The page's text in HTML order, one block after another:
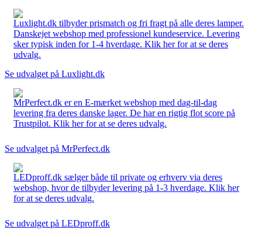
Luxlight.dk tilbyder prismatch og fri fragt på alle deres lamper.
Danskejet webshop med professionel kundeservice. Levering
sker typisk inden for 1-4 hverdage. Klik her for at se deres
udvalg.
Se udvalget på Luxlight.dk
MrPerfect.dk er en E-mærket webshop med dag-til-dag
levering fra deres danske lager. De har en rigtig flot score på
Trustpilot. Klik her for at se deres udvalg.
Se udvalget på MrPerfect.dk
LEDproff.dk sælger både til private og erhverv via deres
webshop, hvor de tilbyder levering på 1-3 hverdage. Klik her
for at se deres udvalg.
Se udvalget på LEDproff.dk